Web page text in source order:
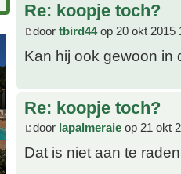
Re: koopje toch?
door tbird44op 20 okt 2015
Kan hij ook gewoon in
Re: koopje toch?
door lapalmeraie op 21 okt
Dat is niet aan te